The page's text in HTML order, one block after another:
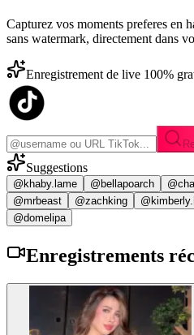
Capturez vos moments preferes en
sans watermark, directement dans
Enregistrement de live 100%
Suggestions
@khaby.lame @bellapoarch
@mrbeast
@zachking
@domelipa
Enregistrements